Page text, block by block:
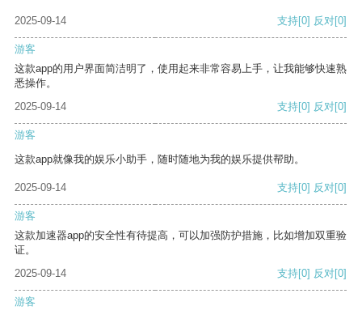
2025-09-14 支持[0] 反对[0]
游客
这款app的用户界面简洁明了，使用起来非常容易上手，让我能够快速熟
悉操作。
2025-09-14
支持[0] 反对[0]
游客
这款app就像我的娱乐小助手，随时随地为我的娱乐提供帮助。
2025-09-14 支持[0] 反对[0]
游客
这款加速器app的安全性有待提高，可以加强防护措施，比如增加双重验
证。
2025-09-14
支持[0] 反对[0]
游客